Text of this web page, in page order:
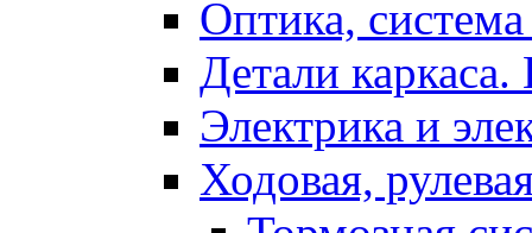
Оптика,
Детали каркаса.
Электрика и
Ходовая,